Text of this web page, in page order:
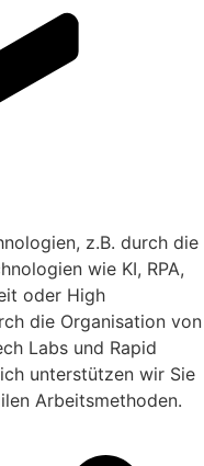
z.B. durch die
wie KI, RPA,
oder High
die Organisation von
Labs und Rapid
unterstützen wir Sie
Arbeitsmethoden.